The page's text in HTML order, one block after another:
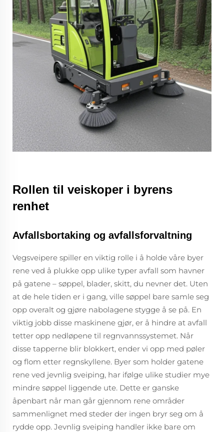
Rollen til veiskoper i byrens
renhet
Avfallsbortaking og avfallsforvaltning
Vegsveipere spiller en viktig rolle i å holde våre byer
rene ved å plukke opp ulike typer avfall som havner
på gatene – søppel, blader, skitt, du nevner det. Uten
at de hele tiden er i gang, ville søppel bare samle seg
opp overalt og gjøre nabolagene stygge å se på. En
viktig jobb disse maskinene gjør, er å hindre at avfall
tetter opp nedløpene til regnvannssystemet. Når
disse tapperne blir blokkert, ender vi opp med pøler
og flom etter regnskyllene. Byer som holder gatene
rene ved jevnlig sveiping, har ifølge ulike studier mye
mindre søppel liggende ute. Dette er ganske
åpenbart når man går gjennom rene områder
sammenlignet med steder der ingen bryr seg om å
rydde opp. Jevnlig sveiping handler ikke bare om